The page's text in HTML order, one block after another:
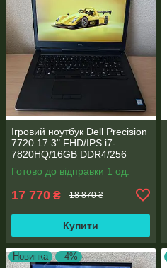
Ігровий ноутбук Dell Precision
7720 17.3" FHD/IPS i7-
7820HQ/16GB DDR4/256
SSD/NVIDIA Quadro P4000
8GB
Готово до відправки 1 од.
17 770 ₴ 18 870 ₴
Купити
Новинка –4%